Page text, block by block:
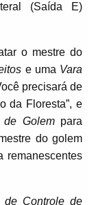
(Saída E)
o mestre do
e uma Vara
precisará de
da Floresta”, e
de Golempara
do golem
remanescentes
de Controle de